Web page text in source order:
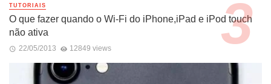
TUTORIAIS
O que fazer quando o Wi-Fi do iPhone,iPad e iPod touch
não ativa
22/05/2013 12849 views